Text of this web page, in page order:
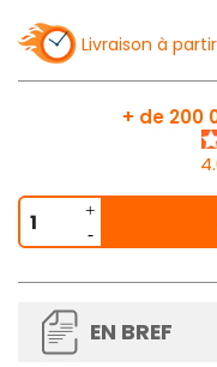
Livraison à
+ de 200
EN BREF